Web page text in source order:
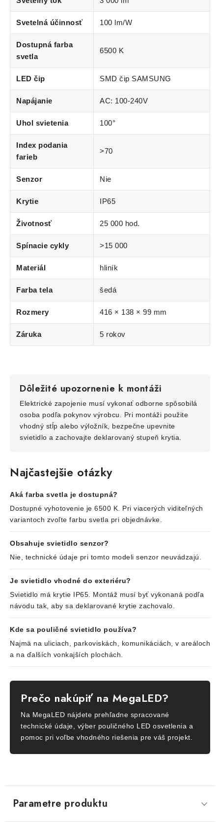
Svetelná účinnosť 100 lm/W
Dostupná farba
svetla
6500 K
LED čip SMD čip SAMSUNG
Napájanie AC: 100-240V
Uhol svietenia 100°
Index podania
farieb
>70
Senzor Nie
Krytie IP65
Životnosť 25 000 hod.
Spínacie cykly >15 000
Materiál hliník
Farba tela šedá
Rozmery 416 × 138 × 99 mm
Záruka 5 rokov
Dôležité upozornenie k montáži
Elektrické zapojenie musí vykonať odborne spôsobilá
osoba podľa pokynov výrobcu. Pri montáži použite
vhodný stĺp alebo výložník, bezpečne upevnite
svietidlo a zachovajte deklarovaný stupeň krytia.
Najčastejšie otázky
Aká farba svetla je dostupná?
Dostupné vyhotovenie je 6500 K. Pri viacerých viditeľných
variantoch zvoľte farbu svetla pri objednávke.
Obsahuje svietidlo senzor?
Nie, technické údaje pri tomto modeli senzor neuvádzajú.
Je svietidlo vhodné do exteriéru?
Svietidlo má krytie IP65. Montáž musí byť vykonaná podľa
návodu tak, aby sa deklarované krytie zachovalo.
Kde sa pouličné svietidlo používa?
Najmä na uliciach, parkoviskách, komunikáciách, v areáloch
a na ďalších vonkajších plochách.
Prečo nakúpiť na MegaLED?
Na MegaLED nájdete prehľadne spracované
technické údaje, výber pouličného LED osvetlenia a
pomoc pri voľbe vhodného riešenia pre váš projekt.
Parametre produktu